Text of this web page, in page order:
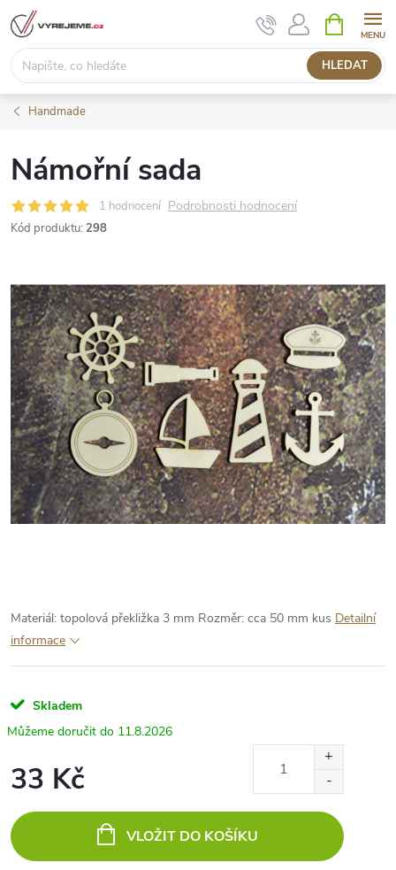
Přejít
na
obsah
HLEDAT
NÁKUPNÍ
KOŠÍK
Handmade
Námořní sada
1 hodnocení Podrobnosti hodnocení
Kód produktu: 298
Materiál: topolová překližka 3 mm Rozměr: cca 50 mm kus Detailní
informace
Skladem
11.8.2026
33 Kč
cena:
VLOŽIT DO KOŠÍKU